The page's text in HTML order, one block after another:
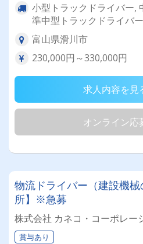
小型トラックドライバー,
準中型トラックドライバー
富山県滑川市
230,000円～330,000円
求人内容を見
オンライン応
物流ドライバー（建設機
所】※急募
株式会社 カネコ・コーポレー
賞与あり